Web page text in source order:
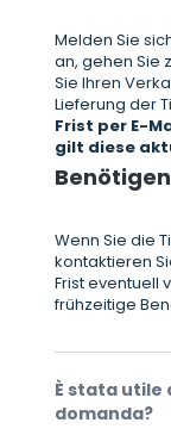
Melden Sie
an, gehen Sie
Sie Ihren
Lieferung der
Frist per E-
gilt diese
Wenn Sie die
kontaktieren
Frist eventuell
frühzeitige
È stata utile
domanda?